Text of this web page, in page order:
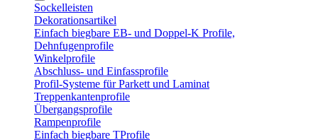
Sockelleisten
Dekorationsartikel
Einfach biegbare EB- und Doppel-K Profile,
Dehnfugenprofile
Winkelprofile
Abschluss- und Einfassprofile
Profil-Systeme für Parkett und Laminat
Treppenkantenprofile
Übergangsprofile
Rampenprofile
Einfach biegbare TProfile